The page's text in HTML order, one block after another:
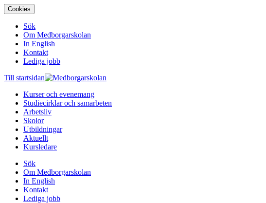
Cookies
Sök
Om Medborgarskolan
In English
Kontakt
Lediga jobb
Till startsidan
Kurser och evenemang
Studiecirklar och samarbeten
Arbetsliv
Skolor
Utbildningar
Aktuellt
Kursledare
Sök
Om Medborgarskolan
In English
Kontakt
Lediga jobb